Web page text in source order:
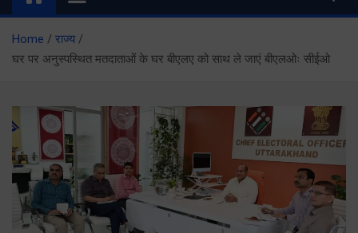
Home
राज्य
घर पर अनुस्पस्थित मतदाताओं के घर बीएलए को साथ ले जाएं बीएलओः सीईओ